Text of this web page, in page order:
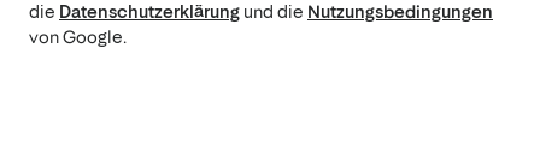
die Datenschutzerklärung und die Nutzungsbedingungen
von Google.